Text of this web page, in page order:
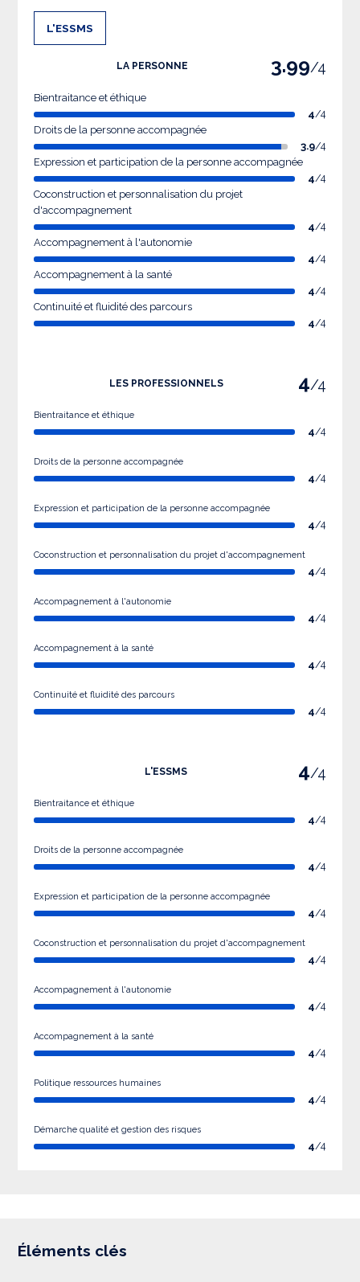
L'ESSMS
LA PERSONNE 3.99/4
Bientraitance et éthique
4/4
Droits de la personne accompagnée
3.9/4
Expression et participation de la personne accompagnée
4/4
Coconstruction et personnalisation du projet
d'accompagnement
4/4
Accompagnement à l'autonomie
4/4
Accompagnement à la santé
4/4
Continuité et fluidité des parcours
4/4
LES PROFESSIONNELS 4/4
Bientraitance et éthique
4/4
Droits de la personne accompagnée
4/4
Expression et participation de la personne accompagnée
4/4
Coconstruction et personnalisation du projet d'accompagnement
4/4
Accompagnement à l'autonomie
4/4
Accompagnement à la santé
4/4
Continuité et fluidité des parcours
4/4
L'ESSMS 4/4
Bientraitance et éthique
4/4
Droits de la personne accompagnée
4/4
Expression et participation de la personne accompagnée
4/4
Coconstruction et personnalisation du projet d'accompagnement
4/4
Accompagnement à l'autonomie
4/4
Accompagnement à la santé
4/4
Politique ressources humaines
4/4
Démarche qualité et gestion des risques
4/4
Éléments clés